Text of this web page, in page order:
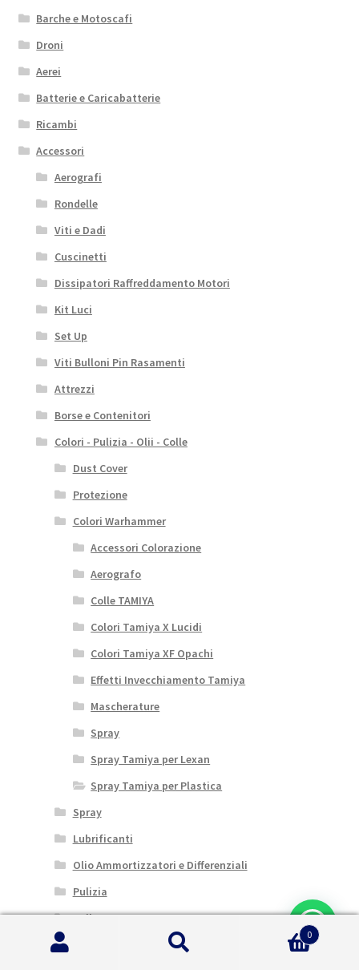
Barche e Motoscafi
Droni
Aerei
Batterie e Caricabatterie
Ricambi
Accessori
Aerografi
Rondelle
Viti e Dadi
Cuscinetti
Dissipatori Raffreddamento Motori
Kit Luci
Set Up
Viti Bulloni Pin Rasamenti
Attrezzi
Borse e Contenitori
Colori - Pulizia - Olii - Colle
Dust Cover
Protezione
Colori Warhammer
Accessori Colorazione
Aerografo
Colle TAMIYA
Colori Tamiya X Lucidi
Colori Tamiya XF Opachi
Effetti Invecchiamento Tamiya
Mascherature
Spray
Spray Tamiya per Lexan
Spray Tamiya per Plastica
Spray
Lubrificanti
Olio Ammortizzatori e Differenziali
Pulizia
Colle
Pignoni
0